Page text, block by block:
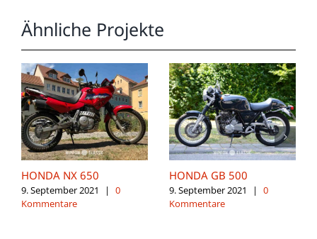
Ähnliche Projekte
HONDA NX 650
9. September 2021 |
0
Kommentare
HONDA GB 500
9. September 2021 |
0
Kommentare